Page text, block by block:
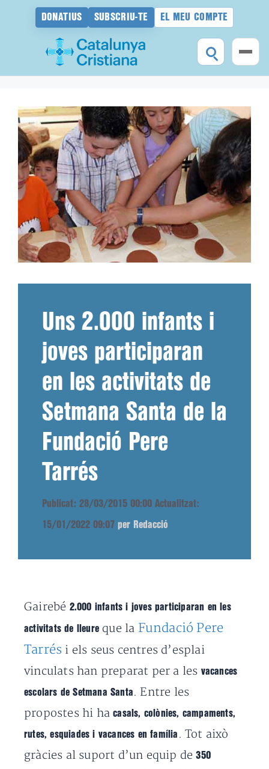
DONATIUS SUBSCRIU-TE EL MEU COMPTE
contingut
Uns 2.000 infants i
joves participaran
en les activitats de
Setmana Santa de la
Fundació Pere
Tarrés
Publicat: 28/03/2015 00:00 Actualitzat:
15/01/2022 09:07 per Redacció
Gairebé 2.000 infants i joves participaran en les
activitats de lleure que la Fundació Pere
Tarrés i els seus centres d’esplai
vinculats han preparat per a les vacances
escolars de Setmana Santa . Entre les
propostes hi hacasals, colònies, campaments,
rutes, esquiades i vacances en família . Tot això
gràcies al suport d’un equip de350